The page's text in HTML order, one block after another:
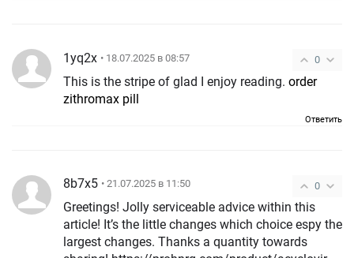
0
1yq2x • 18.07.2025 в 08:57
This is the stripe of glad I enjoy reading. order
zithromax pill
Ответить
0
8b7x5 • 21.07.2025 в 11:50
Greetings! Jolly serviceable advice within this
article! It’s the little changes which choice espy the
largest changes. Thanks a quantity towards